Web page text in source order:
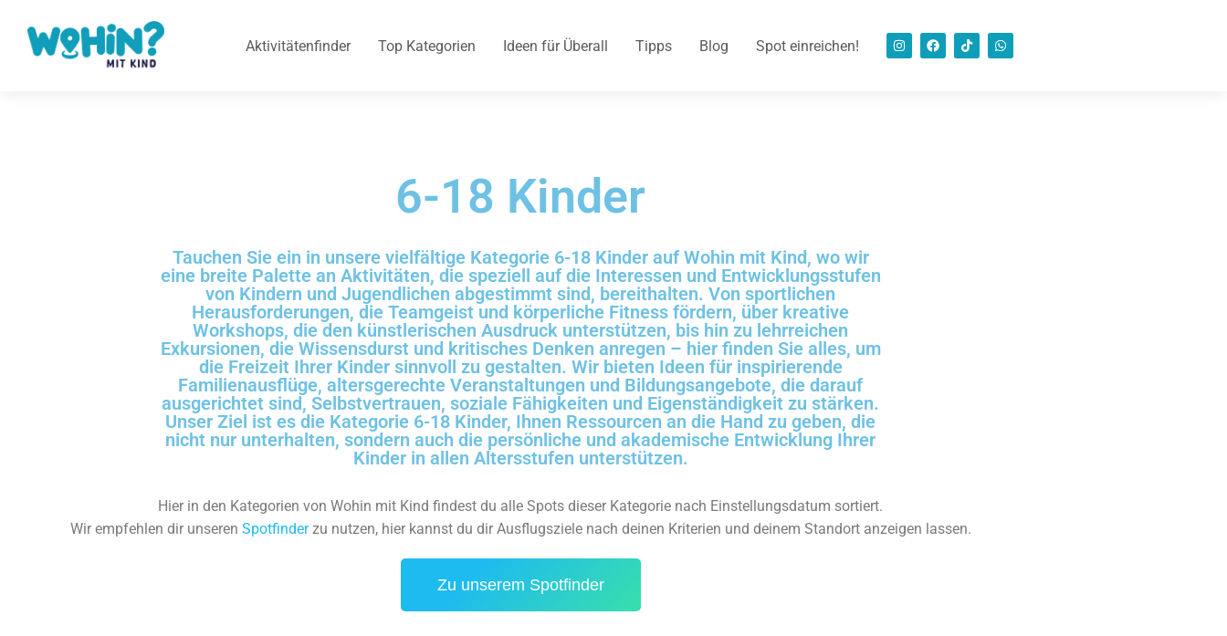
Aktivitätenfinder Top Kategorien Ideen für Überall Tipps Blog Spot einreichen!
6-18 Kinder
Tauchen Sie ein in unsere vielfältige Kategorie 6-18 Kinder auf Wohin mit Kind, wo wir
eine breite Palette an Aktivitäten, die speziell auf die Interessen und Entwicklungsstufen
von Kindern und Jugendlichen abgestimmt sind, bereithalten. Von sportlichen
Herausforderungen, die Teamgeist und körperliche Fitness fördern, über kreative
Workshops, die den künstlerischen Ausdruck unterstützen, bis hin zu lehrreichen
Exkursionen, die Wissensdurst und kritisches Denken anregen – hier finden Sie alles, um
die Freizeit Ihrer Kinder sinnvoll zu gestalten. Wir bieten Ideen für inspirierende
Familienausflüge, altersgerechte Veranstaltungen und Bildungsangebote, die darauf
ausgerichtet sind, Selbstvertrauen, soziale Fähigkeiten und Eigenständigkeit zu stärken.
Unser Ziel ist es die Kategorie 6-18 Kinder, Ihnen Ressourcen an die Hand zu geben, die
nicht nur unterhalten, sondern auch die persönliche und akademische Entwicklung Ihrer
Kinder in allen Altersstufen unterstützen.
Hier in den Kategorien von Wohin mit Kind findest du alle Spots dieser Kategorie nach Einstellungsdatum sortiert.
Wir empfehlen dir unseren Spotfinderzu nutzen, hier kannst du dir Ausflugsziele nach deinen Kriterien und deinem Standort anzeigen lassen.
Zu unserem Spotfinder